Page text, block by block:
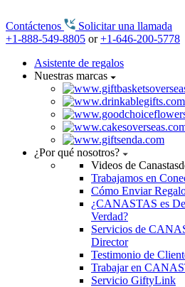
Contáctenos
Solicitar una llamada
+1-888-549-8805 or+1-646-200-5778
Asistente de regalos
Nuestras marcas
¿Por qué nosotros?
Videos de
Trabajamos en
Cómo Enviar
¿CANASTAS es
Verdad?
Servicios de
Director
Testimonio de
Trabajar en
Servicio GiftyLink